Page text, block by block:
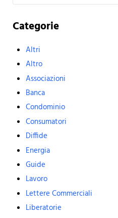
Categorie
Altri
Altro
Associazioni
Banca
Condominio
Consumatori
Diffide
Energia
Guide
Lavoro
Lettere Commerciali
Liberatorie